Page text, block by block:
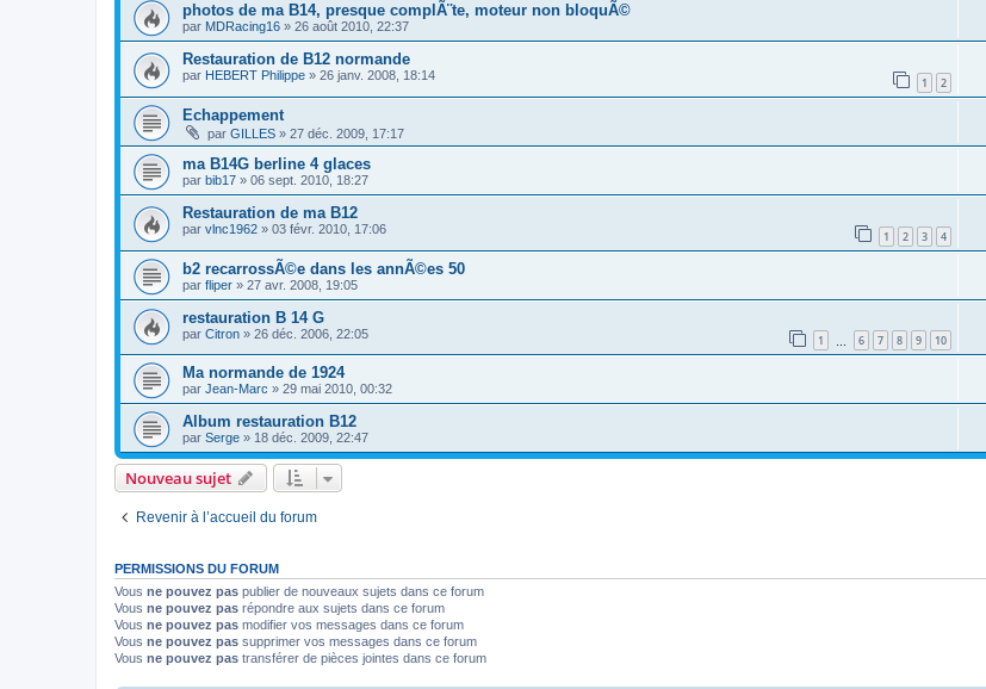
photos de ma B14, presque complÃ¨te, moteur non bloquÃ©
par MDRacing16 » 26 août 2010, 22:37
Restauration de B12 normande
par HEBERT Philippe » 26 janv. 2008, 18:14 1 2
Echappement
par GILLES » 27 déc. 2009, 17:17
ma B14G berline 4 glaces
par bib17 » 06 sept. 2010, 18:27
Restauration de ma B12
par vlnc1962 » 03 févr. 2010, 17:06 1 2 3 4
b2 recarrossÃ©e dans les annÃ©es 50
par fliper » 27 avr. 2008, 19:05
restauration B 14 G
par Citron » 26 déc. 2006, 22:05 1 6 7 8 9 10
Ma normande de 1924
par Jean-Marc » 29 mai 2010, 00:32
Album restauration B12
par Serge » 18 déc. 2009, 22:47
Nouveau sujet
Revenir à l’accueil du forum
PERMISSIONS DU FORUM
Vous ne pouvez pas publier de nouveaux sujets dans ce forum
Vous ne pouvez pas répondre aux sujets dans ce forum
Vous ne pouvez pas modifier vos messages dans ce forum
Vous ne pouvez pas supprimer vos messages dans ce forum
Vous ne pouvez pas transférer de pièces jointes dans ce forum